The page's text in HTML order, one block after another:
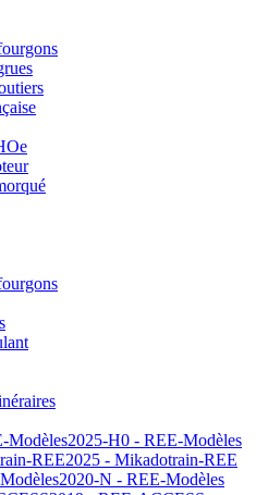
2025-H0 - REE-Modèles
2025 - Mikadotrain-REE
2020-N - REE-Modèles